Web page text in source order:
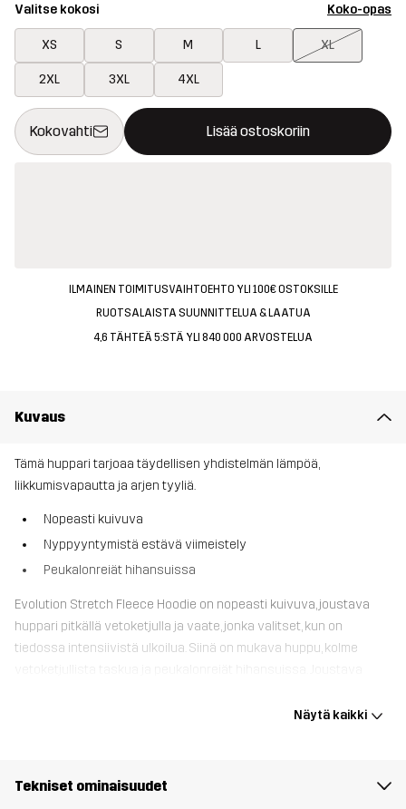
Valitse kokosi Koko-opas
XS S M L XL
2XL 3XL 4XL
Kokovahti Lisää ostoskoriin
Tämä painike avaa ikkunan, joka vahvistaa uuden tuotteen
{{size}} ei saatavilla
ILMAINEN TOIMITUSVAIHTOEHTO YLI 100€ OSTOKSILLE
RUOTSALAISTA SUUNNITTELUA & LAATUA
4,6 TÄHTEÄ 5:STÄ YLI 840 000 ARVOSTELUA
Kuvaus
Tämä huppari tarjoaa täydellisen yhdistelmän lämpöä,
liikkumisvapautta ja arjen tyyliä.
Nopeasti kuivuva
Nyppyyntymistä estävä viimeistely
Peukalonreiät hihansuissa
Evolution Stretch Fleece Hoodie on nopeasti kuivuva, joustava
huppari pitkällä vetoketjulla ja vaate, jonka valitset, kun on
tiedossa intensiivistä ulkoilua. Siinä on mukava huppu, kolme
nyppyyntymistä estävä viimeistely. Evolution Stretch Fleece
lämmittävää.
Näytä kaikki
Tekniset ominaisuudet